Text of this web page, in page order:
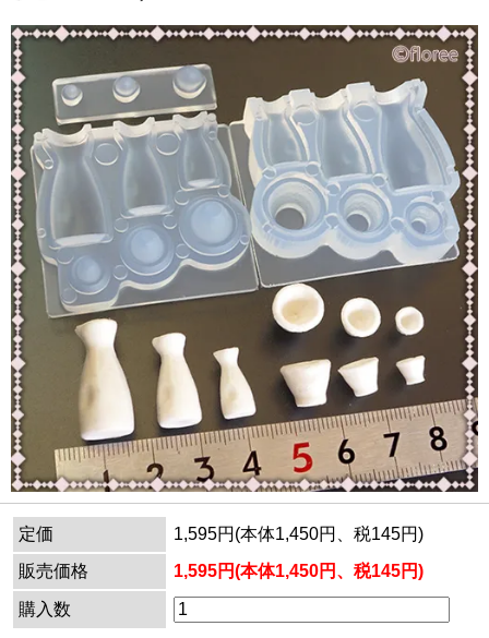
定価
1,595円(本体1,450円、税145円)
販売価格
1,595円(本体1,450円、税145円)
購入数